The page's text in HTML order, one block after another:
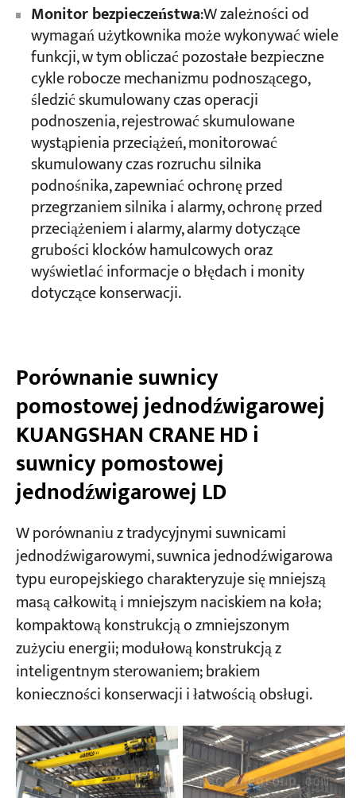
Monitor bezpieczeństwa:W zależności od
wymagań użytkownika może wykonywać wiele
funkcji, w tym obliczać pozostałe bezpieczne
cykle robocze mechanizmu podnoszącego,
śledzić skumulowany czas operacji
podnoszenia, rejestrować skumulowane
wystąpienia przeciążeń, monitorować
skumulowany czas rozruchu silnika
podnośnika, zapewniać ochronę przed
przegrzaniem silnika i alarmy, ochronę przed
przeciążeniem i alarmy, alarmy dotyczące
grubości klocków hamulcowych oraz
wyświetlać informacje o błędach i monity
dotyczące konserwacji.
Porównanie suwnicy
pomostowej jednodźwigarowej
KUANGSHAN CRANE HD i
suwnicy pomostowej
jednodźwigarowej LD
W porównaniu z tradycyjnymi suwnicami
jednodźwigarowymi, suwnica jednodźwigarowa
typu europejskiego charakteryzuje się mniejszą
masą całkowitą i mniejszym naciskiem na koła;
kompaktową konstrukcją o zmniejszonym
zużyciu energii; modułową konstrukcją z
inteligentnym sterowaniem; brakiem
konieczności konserwacji i łatwością obsługi.